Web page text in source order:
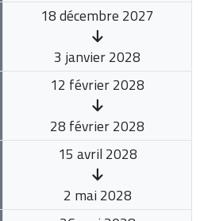
18 décembre 2027
3 janvier 2028
12 février 2028
28 février 2028
15 avril 2028
2 mai 2028